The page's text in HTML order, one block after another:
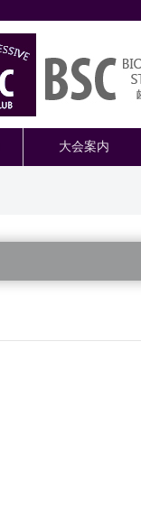
大会案内